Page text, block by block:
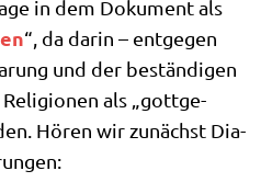
in dem Doku­ment als
“, da dar­in – ent­ge­gen
und der bestän­di­gen
Reli­gio­nen als „gott­ge­
Hören wir zunächst Dia­